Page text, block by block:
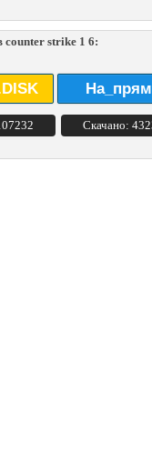
counter strike 1 6:
Скачано: